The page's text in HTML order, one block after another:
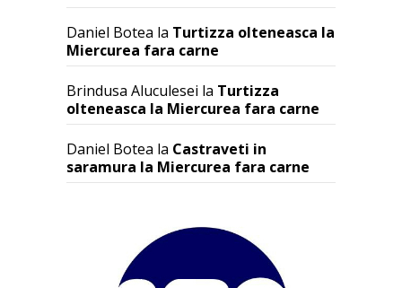
Daniel Botea la Turtizza olteneasca la
Miercurea fara carne
Brindusa Aluculesei la Turtizza
olteneasca la Miercurea fara carne
Daniel Botea la Castraveti in
saramura la Miercurea fara carne